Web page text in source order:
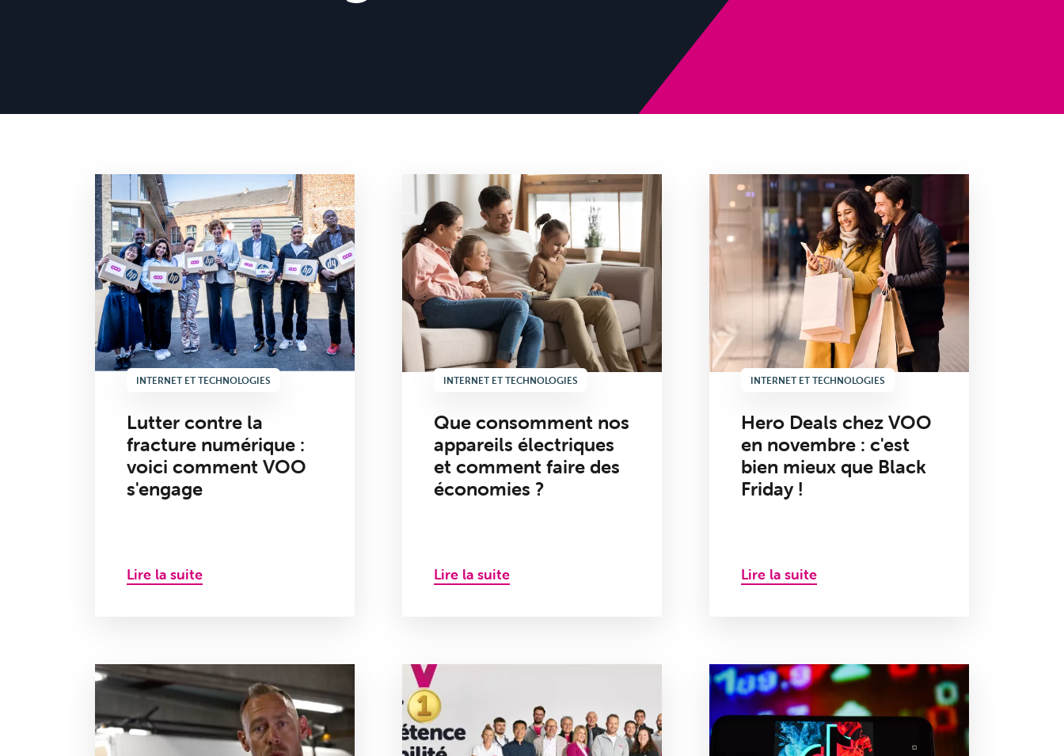
INTERNET ET TECHNOLOGIES
Lutter contre la
fracture numérique :
voici comment VOO
s'engage
Lire la suite
INTERNET ET TECHNOLOGIES
Que consomment nos
appareils électriques
et comment faire des
économies ?
Lire la suite
INTERNET ET TECHNOLOGIES
Hero Deals chez VOO
en novembre : c'est
bien mieux que Black
Friday !
Lire la suite